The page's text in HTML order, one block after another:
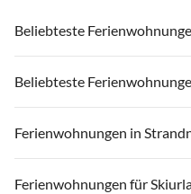
Beliebteste
Ferienwohnungen in Deutschland
Ferienwohnungen in Ostsee
Ferienwohnungen in Nordsee
Beliebteste
Ferienwohnungen in Deutschland
Ferienwohnungen in Ostsee
Ferienwohnungen in
Ferienwohnungen in Strandnähe
Ferienwohnungen für